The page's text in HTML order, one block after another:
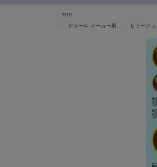
TOP
デカール-メーカー別
ビラージュ